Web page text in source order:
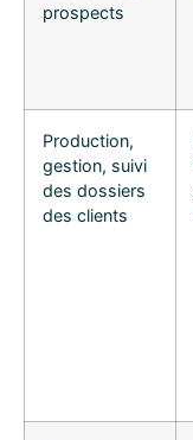
prospects
Production,
gestion, suivi
des dossiers
des clients